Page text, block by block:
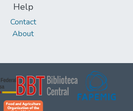
Help
Contact
About